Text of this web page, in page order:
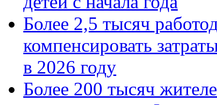
Более 2,5 тысяч
компенсировать
в 2026 году
Более 200 тысяч